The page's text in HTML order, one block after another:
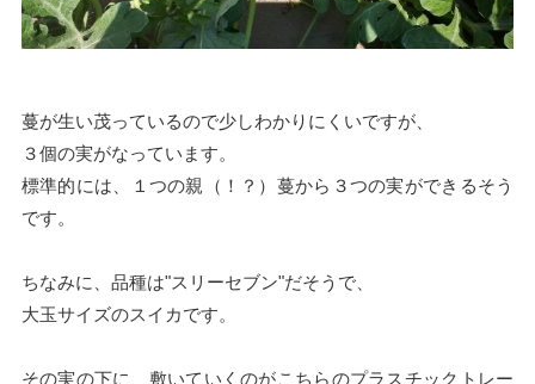
蔓が生い茂っているので少しわかりにくいですが、
３個の実がなっています。
標準的には、１つの親（！？）蔓から３つの実ができるそう
です。
ちなみに、品種は"スリーセブン"だそうで、
大玉サイズのスイカです。
その実の下に、敷いていくのがこちらのプラスチックトレー